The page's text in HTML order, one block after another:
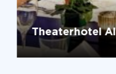
Theaterhotel